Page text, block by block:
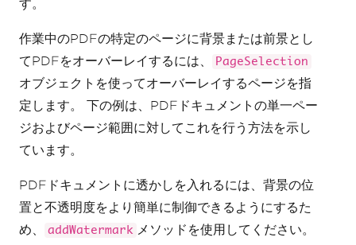
す。
作業中のPDFの特定のページに背景または前景とし
てPDFをオーバーレイするには、
PageSelection
オブジェクトを使ってオーバーレイするページを指
定します。 下の例は、PDFドキュメントの単一ペー
ジおよびページ範囲に対してこれを行う方法を示し
ています。
PDFドキュメントに透かしを入れるには、背景の位
置と不透明度をより簡単に制御できるようにするた
め、
addWatermark メソッドを使用してください。